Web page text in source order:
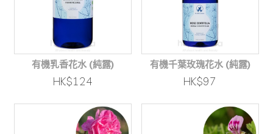
有機乳香花水 (純露)
HK$124
有機千葉玫瑰花水 (純露)
HK$97